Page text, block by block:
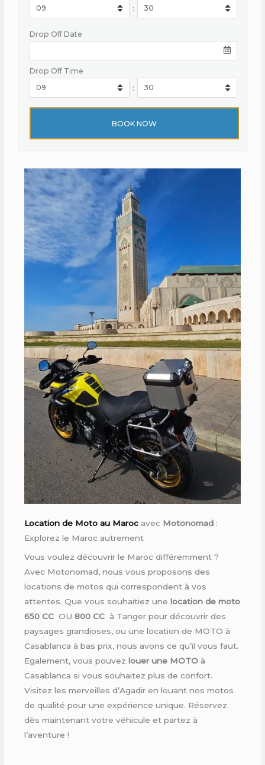
:
Drop Off Date
Drop Off Time
:
Location de Moto au Maroc avec Motonomad :
Explorez le Maroc autrement
Vous voulez découvrir le Maroc différemment ?
Avec Motonomad, nous vous proposons des
locations de motos qui correspondent à vos
attentes. Que vous souhaitiez une location de moto
650 CC OU800 CC à Tanger pour découvrir des
paysages grandioses, ou une location de MOTO à
Casablanca à bas prix, nous avons ce qu’il vous faut.
Egalement, vous pouvez louer une MOTO à
Casablanca si vous souhaitez plus de confort.
Visitez les merveilles d’Agadir en louant nos motos
de qualité pour une expérience unique. Réservez
dès maintenant votre véhicule et partez à
l’aventure !